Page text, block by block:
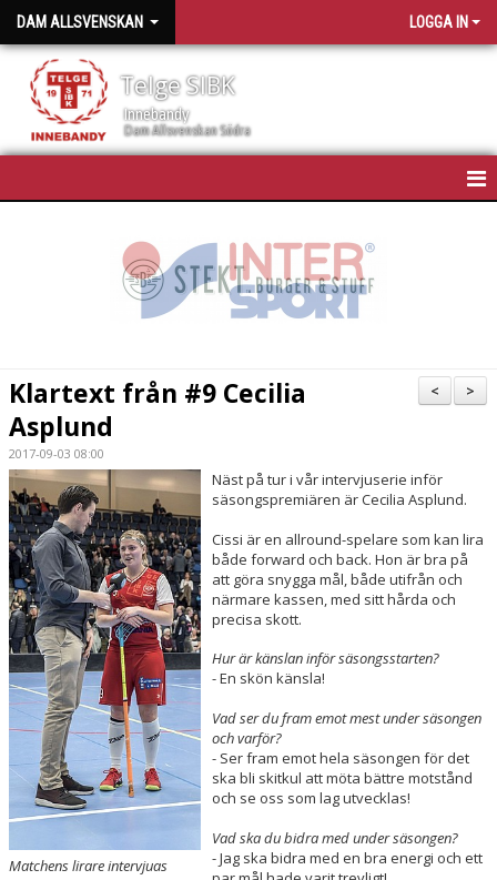
DAM ALLSVENSKAN LOGGA IN
Telge SIBK
Innebandy
Dam Allsvenskan Södra
BILDGALLERI
DOKUMENT
KONTAKT
MATCHER
LAGETS FACEBOOK-SIDA
LAGETS INSTA
>
<
Klartext från #9 Cecilia
Asplund
2017-09-03 08:00
Matchens lirare intervjuas
Näst på tur i vår intervjuserie inför
säsongspremiären är Cecilia Asplund.
Cissi är en allround-spelare som kan lira
både forward och back. Hon är bra på
att göra snygga mål, både utifrån och
närmare kassen, med sitt hårda och
precisa skott.
Hur är känslan inför säsongsstarten?
- En skön känsla!
Vad ser du fram emot mest under säsongen
och varför?
- Ser fram emot hela säsongen för det
ska bli skitkul att möta bättre motstånd
och se oss som lag utvecklas!
Vad ska du bidra med under säsongen?
- Jag ska bidra med en bra energi och ett